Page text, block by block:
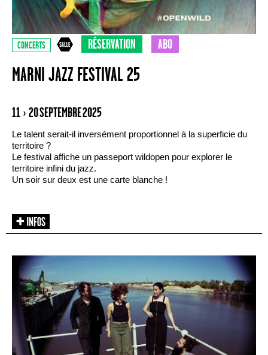
CONCERTS RÉSERVATION ABO
MARNI JAZZ FESTIVAL 25
11 › 20 SEPTEMBRE 2025
Le talent serait-il inversément proportionnel à la superficie du
territoire ?
Le festival affiche un passeport wildopen pour explorer le
territoire infini du jazz.
Un soir sur deux est une carte blanche !